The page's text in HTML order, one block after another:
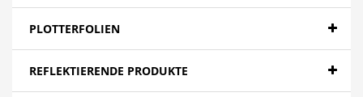
PLOTTERFOLIEN
REFLEKTIERENDE PRODUKTE